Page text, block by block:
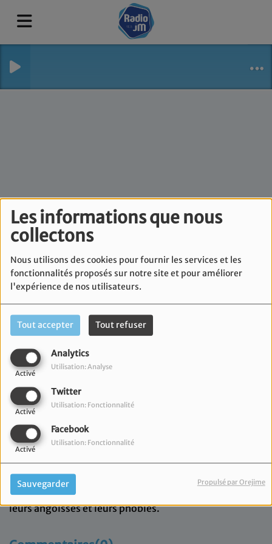
Les informations que nous
collectons
Nous utilisons des cookies pour fournir les services et les
fonctionnalités proposés sur notre site et pour améliorer
l'expérience de nos utilisateurs.
Tout accepter Tout refuser
Analytics
Activé
Utilisation: Analyse
Twitter
Activé
Utilisation: Fonctionnalité
Facebook
Activé
Utilisation: Fonctionnalité
Sauvegarder Propulsé par Orejime
Journal d'une maman
- 8 Décembre
08 décembre 2022
Vanessa Sitbon rencontre Maxime Babinot
hypnothérapeute afin d'aider vos enfants à vaincre
leurs angoisses et leurs phobies.